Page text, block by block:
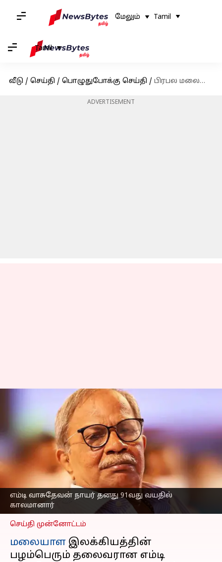
மேலும் Tamil
Tamil
வீடு / செய்தி / பொழுதுபோக்கு செய்தி / பிரபல மலையாள எழுத்தாளரும், இயக்குனருமான எம்டி வாசுதேவன் நாயர் தனது 91வது வயதில் காலமானார்
ADVERTISEMENT
எம்டி வாசுதேவன் நாயர் தனது 91வது வயதில்
காலமானார்
பிரபல மலையாள
எழுத்தாளரும்,
இயக்குனருமான எம்டி
வாசுதேவன் நாயர் தனது
91வது வயதில்
காலமானார்
எழுதியவர் Venkatalakshmi V Dec 26, 2024 08:06 am
செய்தி முன்னோட்டம்
மலையாள இலக்கியத்தின்
பழம்பெரும் தலைவரான எம்டி